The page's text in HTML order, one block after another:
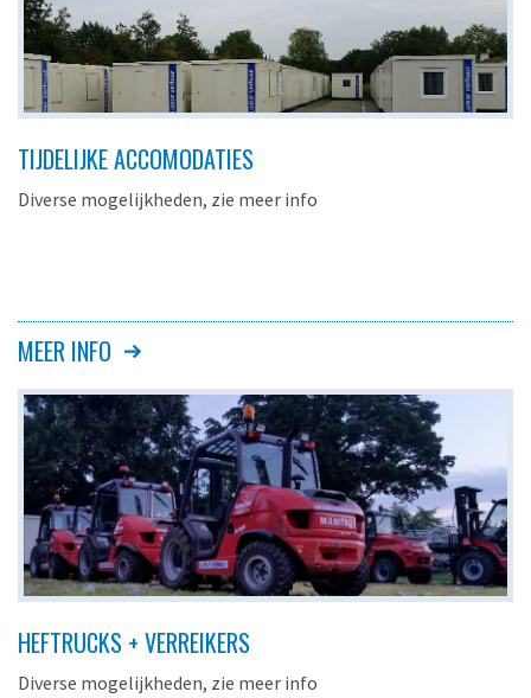
TIJDELIJKE ACCOMODATIES
Diverse mogelijkheden, zie meer info
MEER INFO
HEFTRUCKS + VERREIKERS
Diverse mogelijkheden, zie meer info